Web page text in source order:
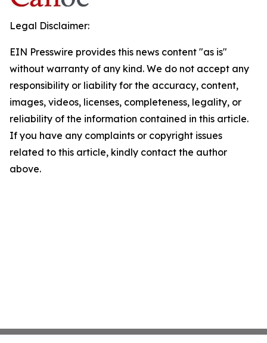
Legal Disclaimer:
EIN Presswire provides this news content "as is"
without warranty of any kind. We do not accept any
responsibility or liability for the accuracy, content,
images, videos, licenses, completeness, legality, or
reliability of the information contained in this article.
If you have any complaints or copyright issues
related to this article, kindly contact the author
above.